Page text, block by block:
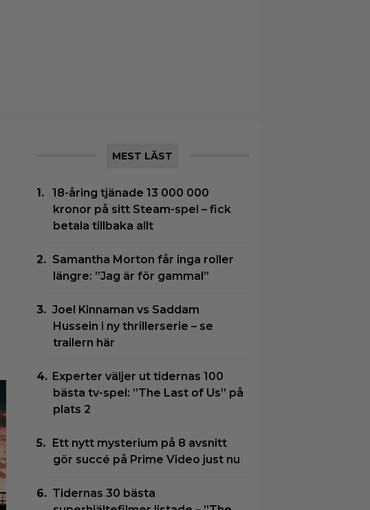
MEST LÄST
18-åring tjänade 13 000 000
kronor på sitt Steam-spel – fick
betala tillbaka allt
Samantha Morton får inga roller
längre: ”Jag är för gammal”
Joel Kinnaman vs Saddam
Hussein i ny thrillerserie – se
trailern här
Experter väljer ut tidernas 100
bästa tv-spel: ”The Last of Us” på
plats 2
Ett nytt mysterium på 8 avsnitt
gör succé på Prime Video just nu
Tidernas 30 bästa